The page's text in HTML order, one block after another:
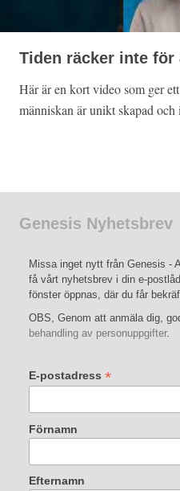
Tiden räcker inte
Här är en kort video som ger
människan är unikt skapad och
Genesis Nyhetsbrev
Missa inget nytt från Genesis -
få vårt nyhetsbrev i din e-
fönster öppnas, där du får
OBS, Genom att anmäla dig,
behandling av personuppgifter.
E-postadress *
Förnamn
Efternamn